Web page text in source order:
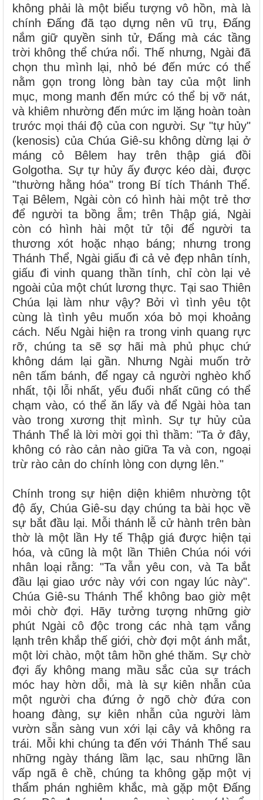
không phải là một biểu tượng vô hồn, mà là
chính Đấng đã tạo dựng nên vũ trụ, Đấng
nắm giữ quyền sinh tử, Đấng mà các tầng
trời không thể chứa nổi. Thế nhưng, Ngài đã
chọn thu mình lại, nhỏ bé đến mức có thể
nằm gọn trong lòng bàn tay của một linh
mục, mong manh đến mức có thể bị vỡ nát,
và khiêm nhường đến mức im lặng hoàn toàn
trước mọi thái độ của con người. Sự "tự hủy"
(kenosis) của Chúa Giê-su không dừng lại ở
máng cỏ Bêlem hay trên thập giá đồi
Golgotha. Sự tự hủy ấy được kéo dài, được
"thường hằng hóa" trong Bí tích Thánh Thể.
Tại Bêlem, Ngài còn có hình hài một trẻ thơ
để người ta bồng ẵm; trên Thập giá, Ngài
còn có hình hài một tử tội để người ta
thương xót hoặc nhạo báng; nhưng trong
Thánh Thể, Ngài giấu đi cả vẻ đẹp nhân tính,
giấu đi vinh quang thần tính, chỉ còn lại vẻ
ngoài của một chút lương thực. Tại sao Thiên
Chúa lại làm như vậy? Bởi vì tình yêu tột
cùng là tình yêu muốn xóa bỏ mọi khoảng
cách. Nếu Ngài hiện ra trong vinh quang rực
rỡ, chúng ta sẽ sợ hãi mà phủ phục chứ
không dám lại gần. Nhưng Ngài muốn trở
nên tấm bánh, để ngay cả người nghèo khổ
nhất, tội lỗi nhất, yếu đuối nhất cũng có thể
chạm vào, có thể ăn lấy và để Ngài hòa tan
vào trong xương thịt mình. Sự tự hủy của
Thánh Thể là lời mời gọi thì thầm: "Ta ở đây,
không có rào cản nào giữa Ta và con, ngoại
trừ rào cản do chính lòng con dựng lên."
Chính trong sự hiện diện khiêm nhường tột
độ ấy, Chúa Giê-su dạy chúng ta bài học về
sự bắt đầu lại. Mỗi thánh lễ cử hành trên bàn
thờ là một lần Hy tế Thập giá được hiện tại
hóa, và cũng là một lần Thiên Chúa nói với
nhân loại rằng: "Ta vẫn yêu con, và Ta bắt
đầu lại giao ước này với con ngay lúc này".
Chúa Giê-su Thánh Thể không bao giờ mệt
mỏi chờ đợi. Hãy tưởng tượng những giờ
phút Ngài cô độc trong các nhà tạm vắng
lạnh trên khắp thế giới, chờ đợi một ánh mắt,
một lời chào, một tâm hồn ghé thăm. Sự chờ
đợi ấy không mang mầu sắc của sự trách
móc hay hờn dỗi, mà là sự kiên nhẫn của
một người cha đứng ở ngõ chờ đứa con
hoang đàng, sự kiên nhẫn của người làm
vườn sẵn sàng vun xới lại cây vả không ra
trái. Mỗi khi chúng ta đến với Thánh Thể sau
những ngày tháng lầm lạc, sau những lần
vấp ngã ê chề, chúng ta không gặp một vị
thẩm phán nghiêm khắc, mà gặp một Đấng